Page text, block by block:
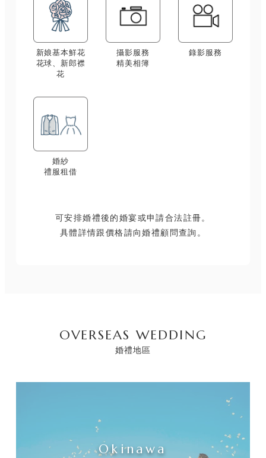
新娘基本鮮花
花球、新郎襟
花
攝影服務
精美相簿
錄影服務
婚紗
禮服租借
可安排婚禮後的婚宴或申請合法註冊。
具體詳情跟價格請向婚禮顧問查詢。
OVERSEAS WEDDING
婚禮地區
Okinawa